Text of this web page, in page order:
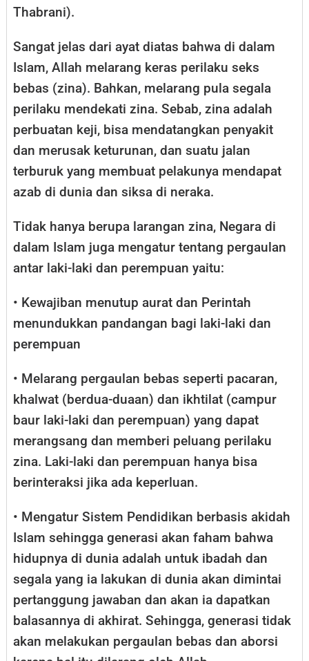
Thabrani).
Sangat jelas dari ayat diatas bahwa di dalam
Islam, Allah melarang keras perilaku seks
bebas (zina). Bahkan, melarang pula segala
perilaku mendekati zina. Sebab, zina adalah
perbuatan keji, bisa mendatangkan penyakit
dan merusak keturunan, dan suatu jalan
terburuk yang membuat pelakunya mendapat
azab di dunia dan siksa di neraka.
Tidak hanya berupa larangan zina, Negara di
dalam Islam juga mengatur tentang pergaulan
antar laki-laki dan perempuan yaitu:
• Kewajiban menutup aurat dan Perintah
menundukkan pandangan bagi laki-laki dan
perempuan
• Melarang pergaulan bebas seperti pacaran,
khalwat (berdua-duaan) dan ikhtilat (campur
baur laki-laki dan perempuan) yang dapat
merangsang dan memberi peluang perilaku
zina. Laki-laki dan perempuan hanya bisa
berinteraksi jika ada keperluan.
• Mengatur Sistem Pendidikan berbasis akidah
Islam sehingga generasi akan faham bahwa
hidupnya di dunia adalah untuk ibadah dan
segala yang ia lakukan di dunia akan dimintai
pertanggung jawaban dan akan ia dapatkan
balasannya di akhirat. Sehingga, generasi tidak
akan melakukan pergaulan bebas dan aborsi